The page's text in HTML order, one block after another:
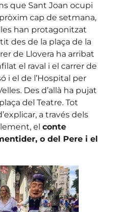
que Sant Joan ocupi
cap de setmana,
han protagonitzat
des de la plaça de la
de Llovera ha arribat
el raval i el carrer de
i el de l’Hospital per
Des d’allà ha pujat
del Teatre. Tot
a través dels
el conte
o del Pere i el